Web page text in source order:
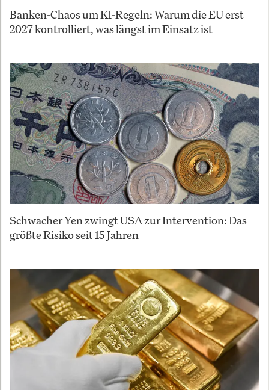
Banken-Chaos um KI-Regeln: Warum die EU erst
2027 kontrolliert, was längst im Einsatz ist
Schwacher Yen zwingt USA zur Intervention: Das
größte Risiko seit 15 Jahren